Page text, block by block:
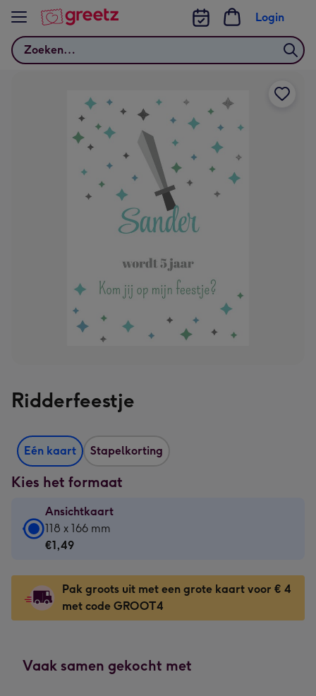
Bekijk meer
Zoeken
Login
Ridderfeestje
Eén kaart Stapelkorting
Kies het formaat
Ansichtkaart
Ansichtkaart
-
-
118
x
-
118 x 166 mm
€1,49
Pak groots uit met een grote kaart voor € 4
met code GROOT4
Vaak samen gekocht met